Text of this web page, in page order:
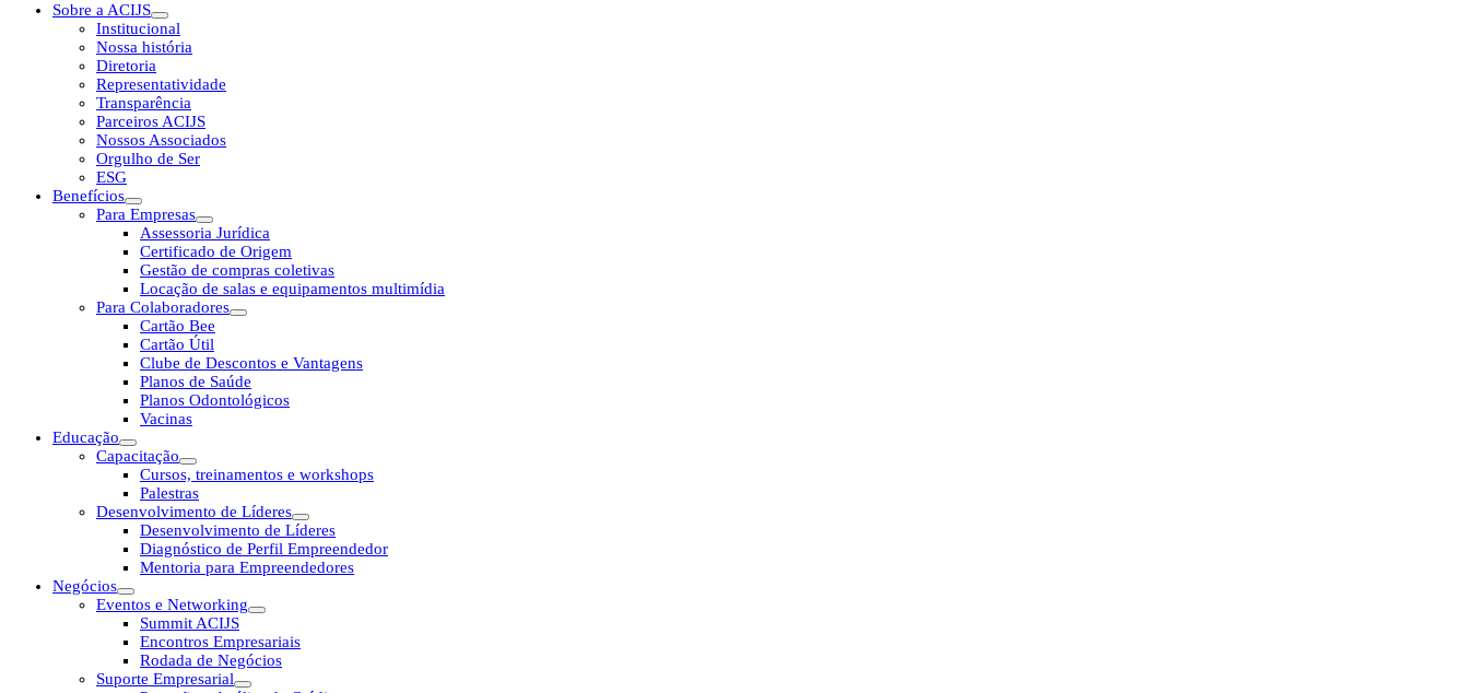
Sobre a ACIJS
Institucional
Nossa história
Diretoria
Representatividade
Transparência
Parceiros ACIJS
Nossos Associados
Orgulho de Ser
ESG
Benefícios
Para Empresas
Assessoria Jurídica
Certificado de Origem
Gestão de compras coletivas
Locação de salas e equipamentos multimídia
Para Colaboradores
Cartão Bee
Cartão Útil
Clube de Descontos e Vantagens
Planos de Saúde
Planos Odontológicos
Vacinas
Educação
Capacitação
Cursos, treinamentos e workshops
Palestras
Desenvolvimento de Líderes
Desenvolvimento de Líderes
Diagnóstico de Perfil Empreendedor
Mentoria para Empreendedores
Negócios
Eventos e Networking
Summit ACIJS
Encontros Empresariais
Rodada de Negócios
Suporte Empresarial